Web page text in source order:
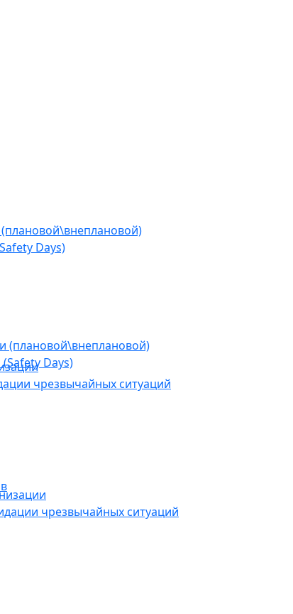
Days)
чрезвычайных ситуаций
(плановой\внеплановой)
Days)
чрезвычайных ситуаций